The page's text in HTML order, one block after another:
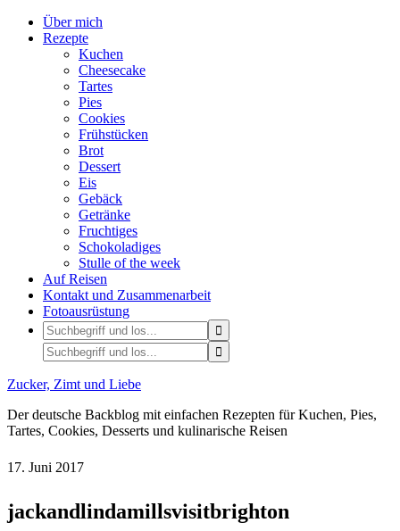
Über mich
Rezepte
Kuchen
Cheesecake
Tartes
Pies
Cookies
Frühstücken
Brot
Dessert
Eis
Gebäck
Getränke
Fruchtiges
Schokoladiges
Stulle of the week
Auf Reisen
Kontakt und Zusammenarbeit
Fotoausrüstung
Zucker, Zimt und Liebe
Der deutsche Backblog mit einfachen Rezepten für Kuchen, Pies,
Tartes, Cookies, Desserts und kulinarische Reisen
17. Juni 2017
jackandlindamillsvisitbrighton